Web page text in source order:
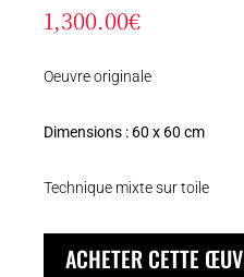
1,300.00€
Oeuvre originale
Dimensions : 60 x 60 cm
Technique mixte sur toile
ACHETER CETTE